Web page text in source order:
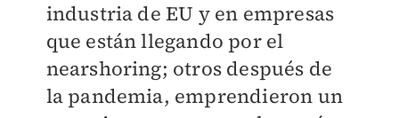
industria de EU y en empresas
que están llegando por el
nearshoring; otros después de
la pandemia, emprendieron un